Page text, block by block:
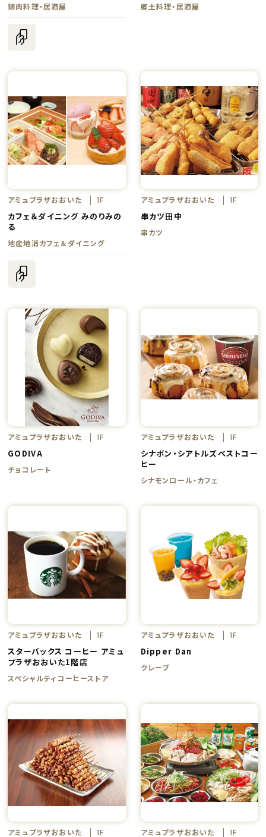
鶏肉料理・居酒屋 郷土料理・居酒屋
アミュプラザおおいた 1F
カフェ＆ダイニング みのりみの
る
地産地消カフェ＆ダイニング
アミュプラザおおいた 1F
串カツ田中
串カツ
アミュプラザおおいた 1F
GODIVA
チョコレート
アミュプラザおおいた 1F
シナボン・シアトルズベストコー
ヒー
シナモンロール・カフェ
アミュプラザおおいた 1F
スターバックス コーヒー アミュ
プラザおおいた1階店
スペシャルティコーヒーストア
アミュプラザおおいた 1F
Dipper Dan
クレープ
アミュプラザおおいた 1F アミュプラザおおいた 1F